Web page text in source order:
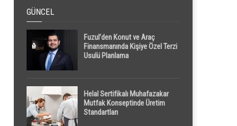
GÜNCEL
Fuzul’den Konut ve Araç
Finansmanında Kişiye Özel Terzi
Usulü Planlama
Helal Sertifikalı Muhafazakar
Mutfak Konseptinde Üretim
Standartları